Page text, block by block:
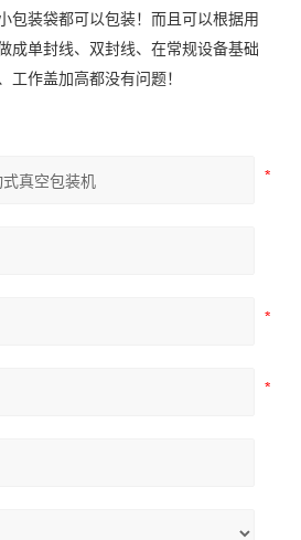
包装袋都可以包装！而且可以根据用
成单封线、双封线、在常规设备基础
工作盖加高都没有问题！